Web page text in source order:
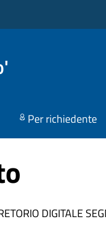
Per richiedente
DIGITALE